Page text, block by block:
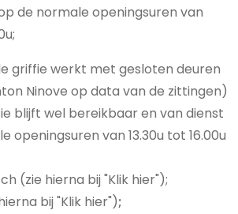
de normale openingsuren van
griffie werkt met gesloten deuren
Ninove op data van de zittingen)
blijft wel bereikbaar en van dienst
openingsuren van 13.30u tot 16.00u
(zie hierna bij "Klik hier");
bij "Klik hier");